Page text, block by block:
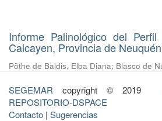
Informe Palinológico del
Caicayen, Provincia de Neuquén
Pöthe de Baldis, Elba Diana; Blasco de
SEGEMAR copyright © 2019
REPOSITORIO-DSPACE
Contacto | Sugerencias